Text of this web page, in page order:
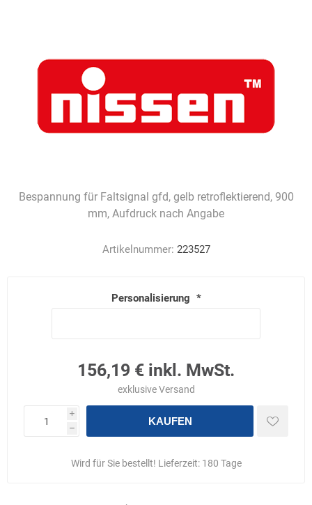
Bespannung für Faltsignal gfd, gelb retroflektierend, 900
mm, Aufdruck nach Angabe
Artikelnummer: 223527
Personalisierung *
156,19 € inkl. MwSt.
exklusiveVersand
i
h
KAUFEN
Wird für Sie bestellt! Lieferzeit: 180 Tage